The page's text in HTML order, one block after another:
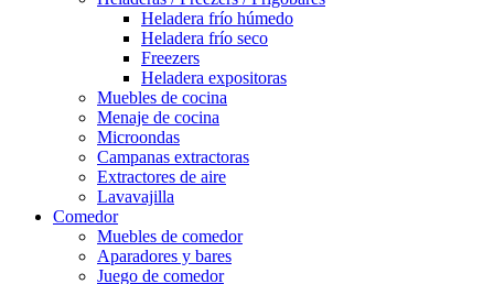
Heladera frío húmedo
Heladera frío seco
Freezers
Heladera expositoras
Muebles de cocina
Menaje de cocina
Microondas
Campanas extractoras
Extractores de aire
Lavavajilla
Comedor
Muebles de comedor
Aparadores y bares
Juego de comedor